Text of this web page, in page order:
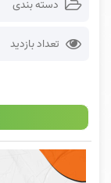
دسته بندی
تعداد بازدید